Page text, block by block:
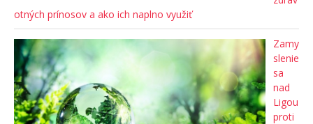
otných prínosov a ako ich naplno využiť
Zamy
slenie
sa
nad
Ligou
proti